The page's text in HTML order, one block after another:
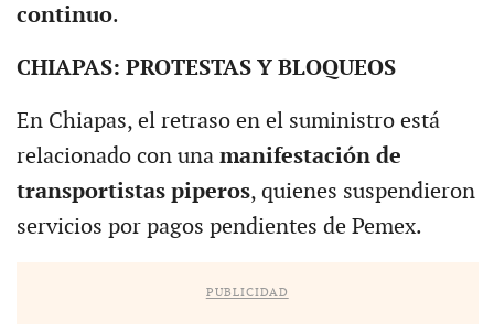
continuo.
CHIAPAS: PROTESTAS Y BLOQUEOS
En Chiapas, el retraso en el suministro está
relacionado con una manifestación de
transportistas piperos, quienes suspendieron
servicios por pagos pendientes de Pemex.
PUBLICIDAD